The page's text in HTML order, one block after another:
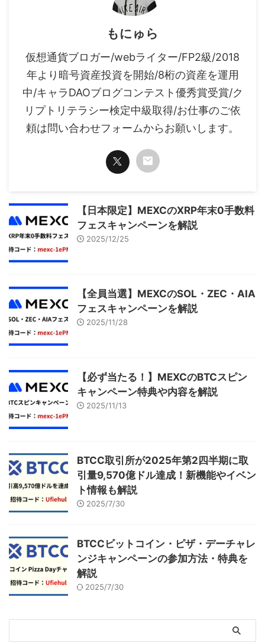
もにゅら
仮想通貨ブロガー/webライター/FP2級/2018
年より暗号資産投資を開始/8桁の資産を運用
中/キャラDAOブログコンテスト優秀賞受賞/ク
リプトリテラシー検定中級取得/お仕事のご依
頼は問い合わせフォームからお願いします。
【日本限定】MEXCのXRP年末0手数料
フェスキャンペーンを解説
2025/12/25
【全員当選】MEXCのSOL・ZEC・AIA
フェスキャンペーンを解説
2025/11/28
【必ず当たる！】MEXCのBTCスピン
キャンペーン特典や内容を解説
2025/11/13
BTCC取引所が2025年第2四半期に取
引量9,570億ドル達成！新機能やイベン
ト情報も解説
2025/7/30
BTCCビットコイン・ピザ・デーチャレ
ンジキャンペーンの参加方法・特典を
解説
2025/7/30